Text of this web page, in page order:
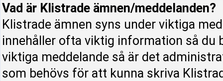
Vad är Klistrade ämnen/meddelanden?
Klistrade ämnen syns under viktiga
innehåller ofta viktig information så du
viktiga meddelande så är det
som behövs för att kunna skriva